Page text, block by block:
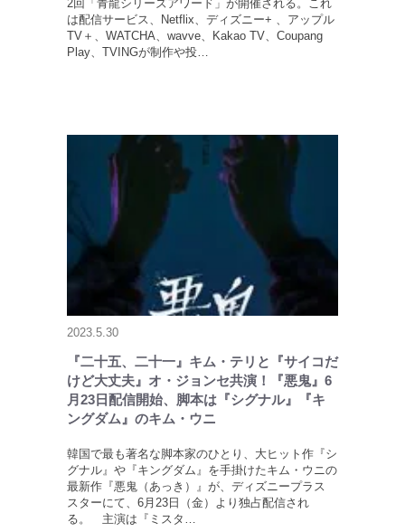
2回「青龍シリーズアワード」が開催される。これ
は配信サービス、Netflix、ディズニー+ 、アップル
TV＋、WATCHA、wavve、Kakao TV、Coupang
Play、TVINGが制作や投…
2023.5.30
『二十五、二十一』キム・テリと『サイコだ
けど大丈夫』オ・ジョンセ共演！『悪鬼』6
月23日配信開始、脚本は『シグナル』『キ
ングダム』のキム・ウニ
韓国で最も著名な脚本家のひとり、大ヒット作『シ
グナル』や『キングダム』を手掛けたキム・ウニの
最新作『悪鬼（あっき）』が、ディズニープラス
スターにて、6月23日（金）より独占配信され
る。 主演は『ミスタ…